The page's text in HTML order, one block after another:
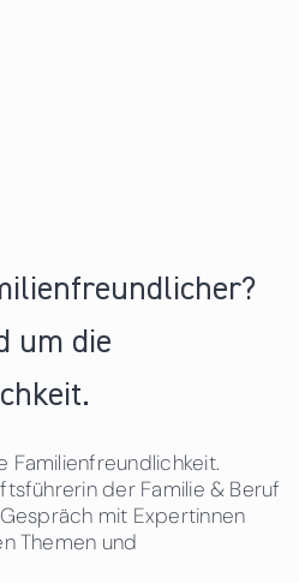
um die
Familienfreundlichkeit.
der Familie & Beruf
mit Expertinnen
Themen und